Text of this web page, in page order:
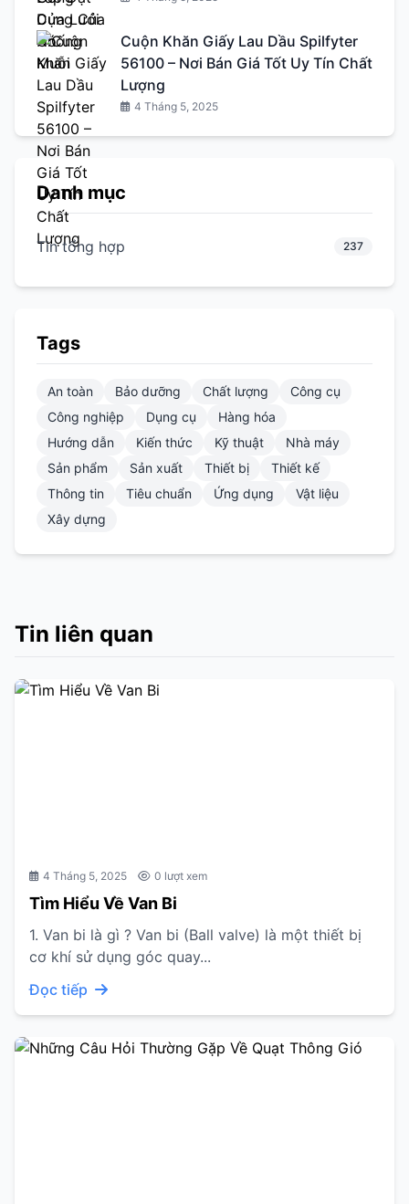
Cuộn Khăn Giấy Lau Dầu Spilfyter
56100 – Nơi Bán Giá Tốt Uy Tín Chất
Lượng
4 Tháng 5, 2025
Danh mục
Tin tổng hợp 237
Tags
An toàn Bảo dưỡng Chất lượng
Công cụ
Công nghiệp
Dụng cụ
Hàng hóa
Hướng dẫn
Kiến thức Kỹ thuật
Nhà máy
Sản phẩm
Sản xuất Thiết bị
Thiết kế
Thông tin
Tiêu chuẩn Ứng dụng
Vật liệu
Xây dựng
Tin liên quan
4 Tháng 5, 2025 0 lượt xem
Tìm Hiểu Về Van Bi
1. Van bi là gì ? Van bi (Ball valve) là một thiết bị
cơ khí sử dụng góc quay...
Đọc tiếp